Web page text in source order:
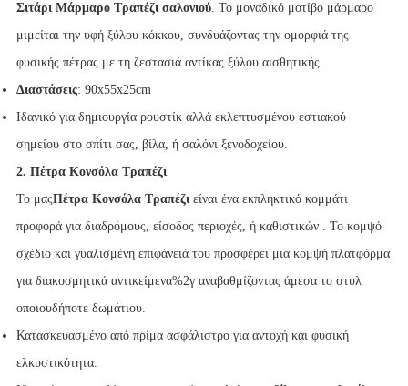
Σιτάρι Μάρμαρο Τραπέζι σαλονιού. Το μοναδικό μοτίβο μάρμαρο
μιμείται την υφή ξύλου κόκκου, συνδυάζοντας την ομορφιά της
φυσικής πέτρας με τη ζεστασιά αντίκας ξύλου αισθητικής.
Διαστάσεις: 90x55x25cm
Ιδανικό για δημιουργία ρουστίκ αλλά εκλεπτυσμένου εστιακού
σημείου στο σπίτι σας, βίλα, ή σαλόνι ξενοδοχείου.
2. Πέτρα Κονσόλα Τραπέζι
Το μαςΠέτρα Κονσόλα Τραπέζιείναι ένα εκπληκτικό κομμάτι
προφορά για διαδρόμους, είσοδος περιοχές, ή καθιστικών . Το κομψό
σχέδιο και γυαλισμένη επιφάνειά του προσφέρει μια κομψή πλατφόρμα
για διακοσμητικά αντικείμενα%2γ αναβαθμίζοντας άμεσα το στυλ
οποιουδήποτε δωμάτιου.
Κατασκευασμένο από πρίμα ασφάλιστρο για αντοχή και φυσική
ελκυστικότητα.